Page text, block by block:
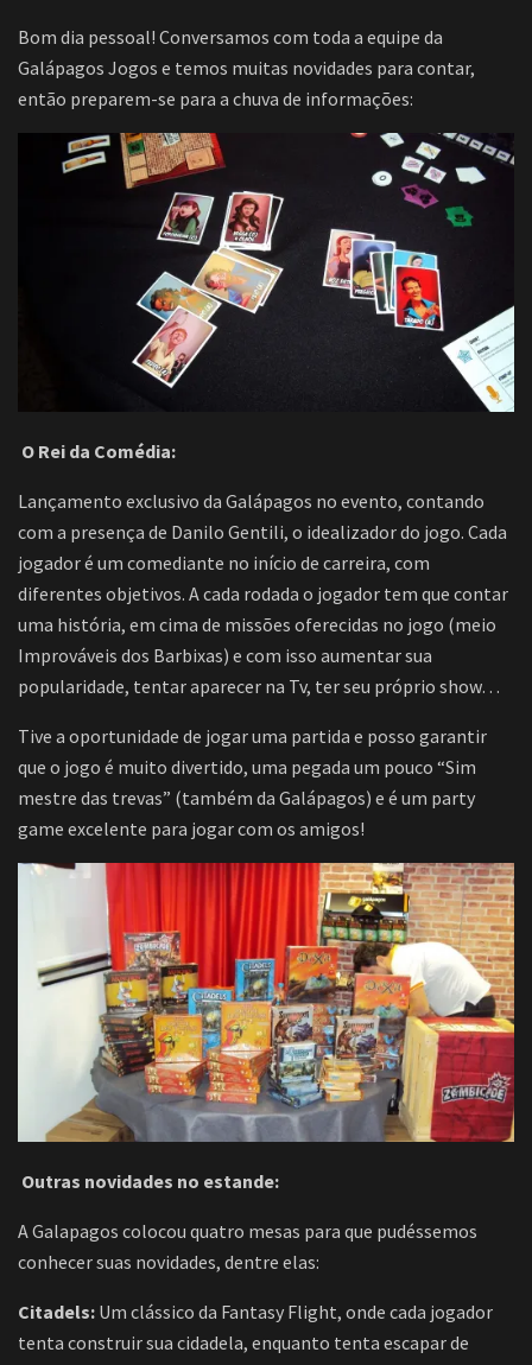
Bom dia pessoal! Conversamos com toda a equipe da
Galápagos Jogos e temos muitas novidades para contar,
então preparem-se para a chuva de informações:
O Rei da Comédia:
Lançamento exclusivo da Galápagos no evento, contando
com a presença de Danilo Gentili, o idealizador do jogo. Cada
jogador é um comediante no início de carreira, com
diferentes objetivos. A cada rodada o jogador tem que contar
uma história, em cima de missões oferecidas no jogo (meio
Improváveis dos Barbixas) e com isso aumentar sua
popularidade, tentar aparecer na Tv, ter seu próprio show…
Tive a oportunidade de jogar uma partida e posso garantir
que o jogo é muito divertido, uma pegada um pouco “Sim
mestre das trevas” (também da Galápagos) e é um party
game excelente para jogar com os amigos!
Outras novidades no estande:
A Galapagos colocou quatro mesas para que pudéssemos
conhecer suas novidades, dentre elas:
Citadels: Um clássico da Fantasy Flight, onde cada jogador
tenta construir sua cidadela, enquanto tenta escapar de